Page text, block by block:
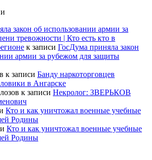
закон об использовании армии за
тревожности | Кто есть кто в
к записи ГосДума приняла закон
армии за рубежом для защиты
к записи Банду наркоторговцев
в Ангарске
к записи Некролог: ЗВЕРЬКОВ
Кто и как уничтожал военные учебные
Родины
Кто и как уничтожал военные учебные
Родины